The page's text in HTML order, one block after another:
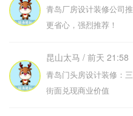
青岛厂房设计装修公司
更省心，强烈推荐！
昆山太马 / 前天 21:58
青岛门头房设计装修：
街面兑现商业价值